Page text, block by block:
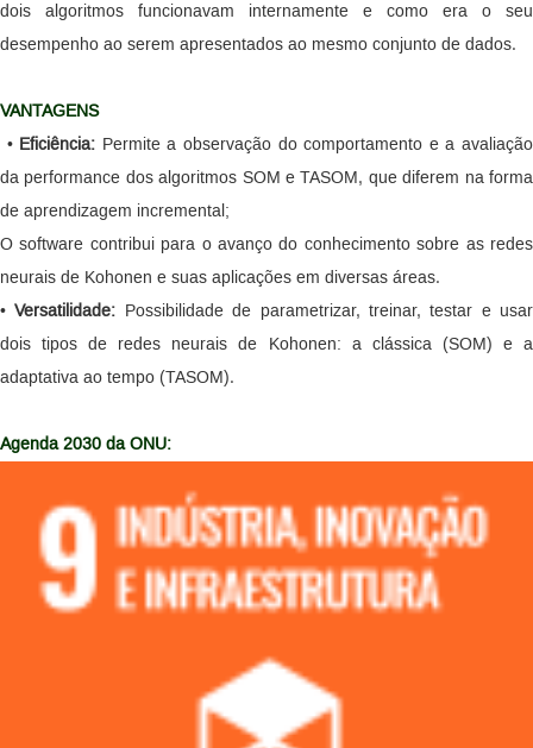
dois algoritmos funcionavam internamente e como era o seu
desempenho ao serem apresentados ao mesmo conjunto de dados.
VANTAGENS
• Eficiência: Permite a observação do comportamento e a avaliação
da performance dos algoritmos SOM e TASOM, que diferem na forma
de aprendizagem incremental;
O software contribui para o avanço do conhecimento sobre as redes
neurais de Kohonen e suas aplicações em diversas áreas.
•Versatilidade: Possibilidade de parametrizar, treinar, testar e usar
dois tipos de redes neurais de Kohonen: a clássica (SOM) e a
adaptativa ao tempo (TASOM).
Agenda 2030 da ONU: